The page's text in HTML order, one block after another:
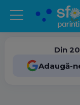
Din
Adaugă-